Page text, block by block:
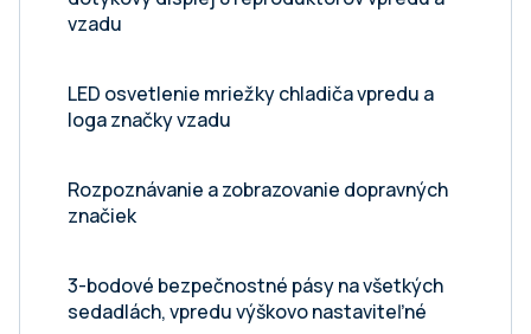
vzadu
LED osvetlenie mriežky chladiča vpredu a
loga značky vzadu
Rozpoznávanie a zobrazovanie dopravných
značiek
3-bodové bezpečnostné pásy na všetkých
sedadlách, vpredu výškovo nastaviteľné